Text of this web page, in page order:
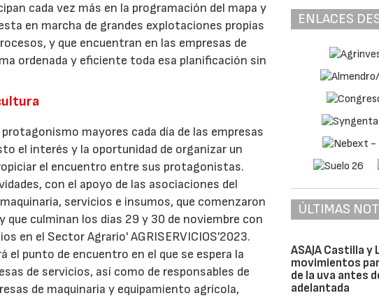
cada vez más en la programación del mapa y
en marcha de grandes explotaciones propias
y que encuentran en las empresas de
ordenada y eficiente toda esa planificación sin
mayores cada día de las empresas
el interés y la oportunidad de organizar un
el encuentro entre sus protagonistas.
con el apoyo de las asociaciones del
servicios e insumos, que comenzaron
que culminan los días 29 y 30 de noviembre con
en el Sector Agrario' AGRISERVICIOS'2023.
el punto de encuentro en el que se espera la
de servicios, así como de responsables de
de maquinaria y equipamiento agrícola,
ENLACES
ÚLTIMAS
ASAJA Castilla y
movimientos
de la uva antes
adelantada